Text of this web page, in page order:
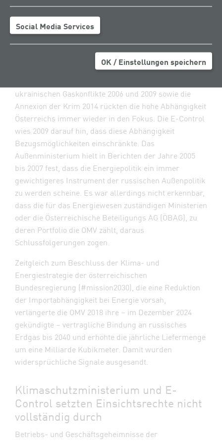
Social Media Services
OK / Einstellungen speichern
die Gaswirtschaft und die Erdgas-Infrastruktur
hierzulande für Jahrzehnte. Auch aufgrund der hohen
Abhängigkeit von einem Lieferanten entstanden
Barrieren für Veränderungen. Österreich hatte zudem
eine bedeutende Rolle im Gastransit. Der Krieg in der
Ukraine veränderte die Rahmenbedingungen
ukrainischen Gaskonflikte 2006 und 2009 sowie die
Annexion der Krim 2014 rückten die hohe Abhängigkeit
Österreichs immer wieder in den Fokus. Die E-Control
wies 2009 darauf hin, dass diese Abhängigkeit
Bezugsmöglichkeiten einschränkte. Das
Außenministerium hielt in Berichten der Jahre 2005
bis 2007 fest, dass die Energiepolitik ein immer
gewichtigeres Instrument der russischen Außenpolitik
zu werden scheine. Es war allerdings nicht erkennbar,
dass die für das Energiewesen zuständigen Ministerien
oder die Österreichische Beteiligungs AG (ÖBAG), zu
deren Portfolio die OMV zählt, daraus
Schlussfolgerungen zogen.
Zeitgleich zum Beschluss der Klima- und
Energiestrategie der österreichischen
Bundesregierung (#mission2030), die eine Reduktion
der Importabhängigkeit bei Energie vorsah,
verlängerte die OMV 2018 ihre – im Dezember 2024
gekündigte – vertragliche Bindung an russisches
Erdgas bis 2040 und erhöhte die jährliche Liefermenge
um eine Milliarde Kubikmeter. Damit wurden
widersprüchliche Signale ausgesandt.
Klimaschutzministerium und E-
Control setzten Einsichtsrechte nicht
vollständig durch
Betriebs- und Geschäftsgeheimnisse der